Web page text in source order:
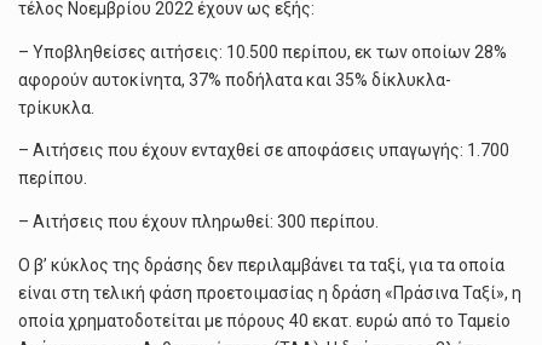
τέλος Νοεμβρίου 2022 έχουν ως εξής:
– Υποβληθείσες αιτήσεις: 10.500 περίπου, εκ των οποίων 28%
αφορούν αυτοκίνητα, 37% ποδήλατα και 35% δίκλυκλα-
τρίκυκλα.
– Αιτήσεις που έχουν ενταχθεί σε αποφάσεις υπαγωγής: 1.700
περίπου.
– Αιτήσεις που έχουν πληρωθεί: 300 περίπου.
Ο β’ κύκλος της δράσης δεν περιλαμβάνει τα ταξί, για τα οποία
είναι στη τελική φάση προετοιμασίας η δράση «Πράσινα Ταξί», η
οποία χρηματοδοτείται με πόρους 40 εκατ. ευρώ από το Ταμείο